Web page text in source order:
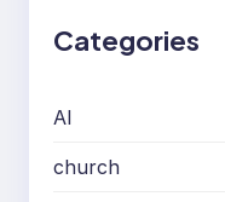
Categories
AI
church